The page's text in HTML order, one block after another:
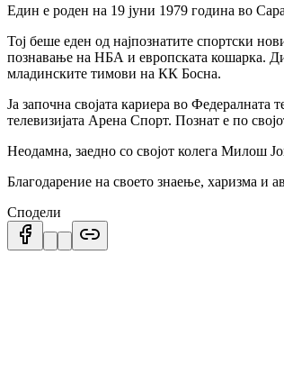
Един е роден на 19 јуни 1979 година во
Тој беше еден од најпознатите спортски
познавање на НБА и европската кошарка.
младинските тимови на КК Босна.
Ја започна својата кариера во
телевизијата Арена Спорт. Познат е по
Неодамна, заедно со својот колега Милош
Благодарение на своето знаење, харизма и
Сподели